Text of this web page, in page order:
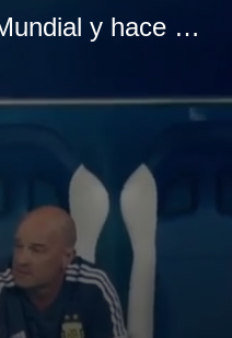
Sampaoli rompe el silencio sobre el Mundial y hace una revelación sobre Messi